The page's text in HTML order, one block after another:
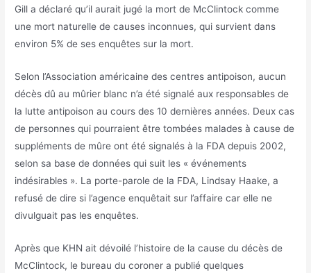
Gill a déclaré qu’il aurait jugé la mort de McClintock comme
une mort naturelle de causes inconnues, qui survient dans
environ 5% de ses enquêtes sur la mort.
Selon l’Association américaine des centres antipoison, aucun
décès dû au mûrier blanc n’a été signalé aux responsables de
la lutte antipoison au cours des 10 dernières années. Deux cas
de personnes qui pourraient être tombées malades à cause de
suppléments de mûre ont été signalés à la FDA depuis 2002,
selon sa base de données qui suit les « événements
indésirables ». La porte-parole de la FDA, Lindsay Haake, a
refusé de dire si l’agence enquêtait sur l’affaire car elle ne
divulguait pas les enquêtes.
Après que KHN ait dévoilé l’histoire de la cause du décès de
McClintock, le bureau du coroner a publié quelques